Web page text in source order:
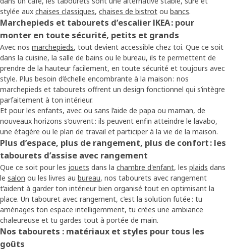
stylée aux chaises classiques, chaises de bistrot ou bancs.
Marchepieds et tabourets d’escalier IKEA : pour
monter en toute sécurité, petits et grands
Avec nos marchepieds, tout devient accessible chez toi. Que ce soit
dans la cuisine, la salle de bains ou le bureau, ils te permettent de
prendre de la hauteur facilement, en toute sécurité et toujours avec
style. Plus besoin d’échelle encombrante à la maison : nos
marchepieds et tabourets offrent un design fonctionnel qui s’intègre
parfaitement à ton intérieur.
Et pour les enfants, avec ou sans l’aide de papa ou maman, de
nouveaux horizons s’ouvrent : ils peuvent enfin atteindre le lavabo,
une étagère ou le plan de travail et participer à la vie de la maison.
Plus d’espace, plus de rangement, plus de confort : les
tabourets d’assise avec rangement
Que ce soit pour les jouets dans la chambre d'enfant, les plaids dans
le salon ou les livres au bureau, nos tabourets avec rangement
t’aident à garder ton intérieur bien organisé tout en optimisant la
place. Un tabouret avec rangement, c’est la solution futée : tu
aménages ton espace intelligemment, tu crées une ambiance
chaleureuse et tu gardes tout à portée de main.
Nos tabourets : matériaux et styles pour tous les
goûts